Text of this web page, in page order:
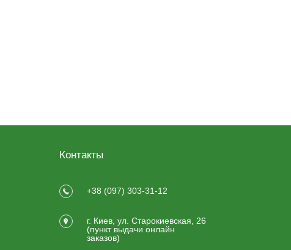
Контакты
+38 (097) 303-31-12
г. Киев, ул. Старокиевская, 26
(пункт выдачи онлайн
заказов)